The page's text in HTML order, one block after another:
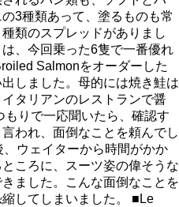
3種類あって、塗るものも常
類のスプレッドがありまし
、今回乗った6隻で一番優れ
Salmonをオーダーした
しました。母的には焼き鮭は
タリアンのレストランで醤
りで一応聞いたら、確認す
われ、面倒なことを頼んでし
ウェイターから時間がかか
ころに、スーツ姿の偉そうな
ました。こんな面倒なことを
してしまいました。 ■Le